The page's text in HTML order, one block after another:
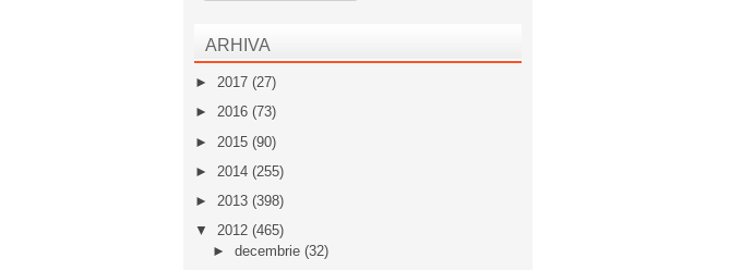
ARHIVA
► 2017 (27)
► 2016 (73)
► 2015 (90)
► 2014 (255)
► 2013 (398)
▼ 2012 (465)
► decembrie (32)